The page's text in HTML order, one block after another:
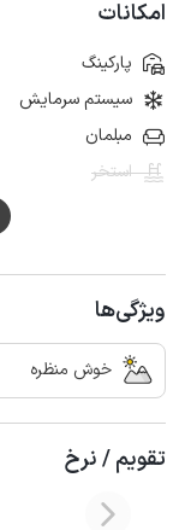
امکانات
پارکینگ
سیستم سرمایش
مبلمان
استخر
ویژگی‌ها
خوش منظره
تقویم / نرخ